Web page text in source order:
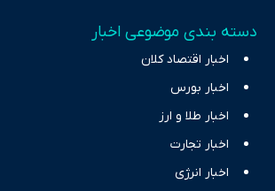
دسته بندی موضوعی اخبار
اخبار اقتصاد کلان
اخبار بورس
اخبار طلا و ارز
اخبار تجارت
اخبار انرژی